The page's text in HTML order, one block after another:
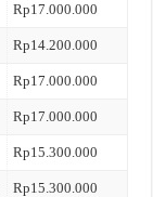
Rp17.000.000
Rp14.200.000
Rp17.000.000
Rp17.000.000
Rp15.300.000
Rp15.300.000